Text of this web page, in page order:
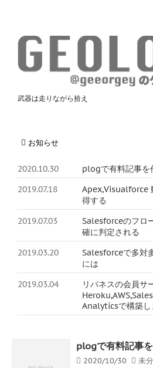
武器は走りながら拾え
お知らせ
2020.10.30
plogで有料記事を
2019.07.18
Apex,Visualforce
得する
2019.07.03
Salesforceのフロ
確に判定される
2019.03.20
Salesforceで多対
には
2019.03.04
リバネスの会員サ
Analyticsで構築し
plogで有料記事
2020/10/30
未